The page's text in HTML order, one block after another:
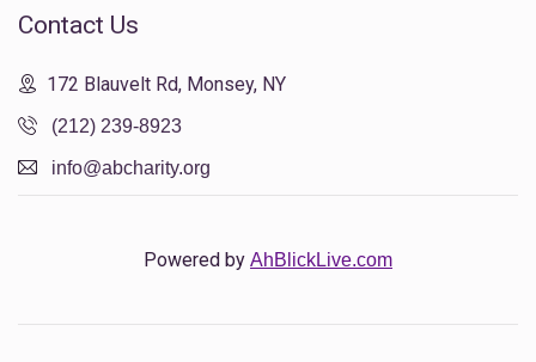
Contact Us
172 Blauvelt Rd, Monsey, NY
(212) 239-8923
info@abcharity.org
Powered by AhBlickLive.com